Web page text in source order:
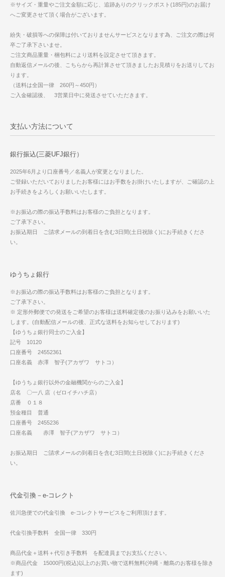
※サイズ・重量やご注文金額に応じ、追跡ありのクリックポスト(185円)のお届け
へご変更させて頂く場合がございます。
紛失・破損等への保障は付いておりませんサービスとなります為、ご注文の際は何
卒ご了承下さいませ。
ご注文商品重量・梱包料により送料を設定させて頂きます。
自動返信メールの後、こちらから再計算させて頂きましたお見積りをお送りしてお
ります。
（送料は全国一律 260円～450円）
ご入金確認後、 3営業日中に発送させていただきます。
支払い方法について
銀行振込(三菱UFJ銀行）
2025年6月より口座番号／名義人が変更となりました。
ご登録いただいておりましたお客様にはお手数をお掛けいたしますが、ご確認の上
お手続きをよろしくお願いいたします。
※お振込の際の振込手数料はお客様のご負担となります。
ご了承下さい。
お振込期日 ご請求メールの到着日を含む3日間(土日祝除く)にお手続きくださ
い。
ゆうちょ銀行
※お振込の際の振込手数料はお客様のご負担となります。
ご了承下さい。
※ 定形外郵便での発送をご希望のお客様は送料確定後のお振り込みをお願いいた
します。(自動配信メールの後、正式な送料をお知らせしております)
【ゆうちょ銀行同士のご入金】
記号 10120
口座番号 24552361
口座名義 赤澤 智子(アカザワ サトコ）
【ゆうちょ銀行以外の金融機関からのご入金】
店名 〇一八 店（ゼロイチハチ店）
店番 ０１８
預金種目 普通
口座番号 2455236
口座名義 赤澤 智子(アカザワ サトコ）
お振込期日 ご請求メールの到着日を含む3日間(土日祝除く)にお手続きくださ
い。
代金引換－e-コレクト
佐川急便での代金引換 e-コレクトサービスをご利用頂けます。
代金引換手数料 全国一律 330円
商品代金＋送料＋代引き手数料 を配達員までお支払ください。
※商品代金 15000円(税込)以上のお買い物で送料無料(沖縄・離島のお客様を除き
ます)